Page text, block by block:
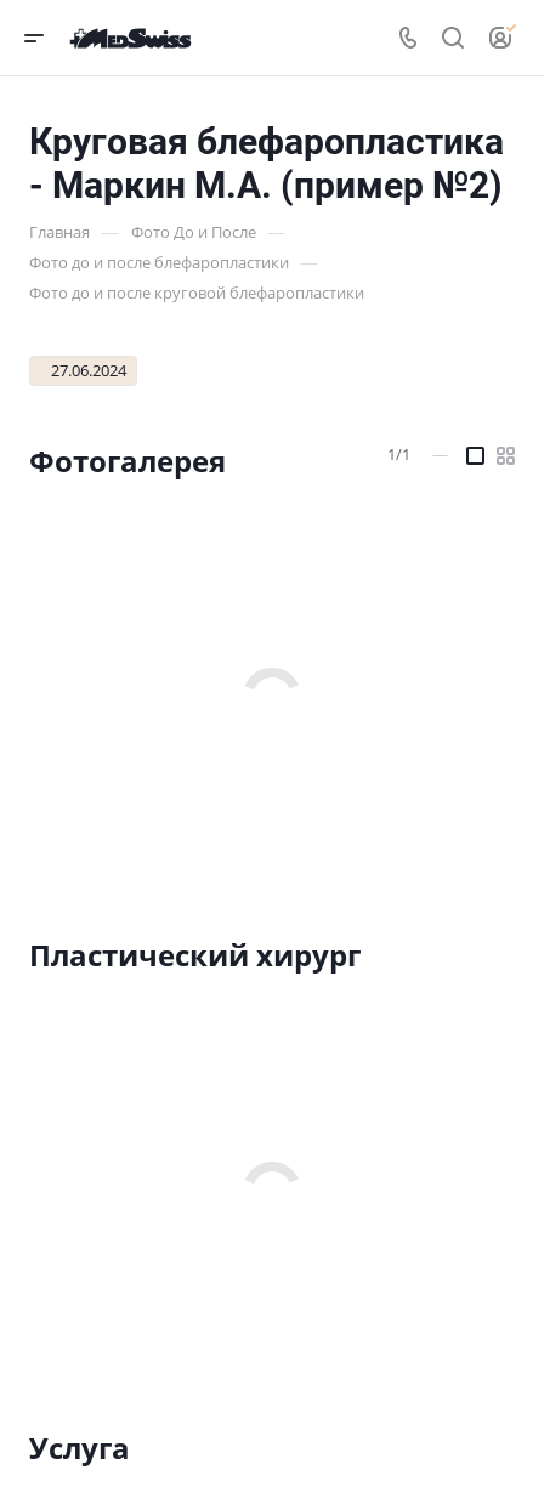
Круговая блефаропластика
- Маркин М.А. (пример №2)
Главная — Фото До и После —
Фото до и после блефаропластики —
Фото до и после круговой блефаропластики
27.06.2024
Фотогалерея 1/1 —
Пластический хирург
Услуга